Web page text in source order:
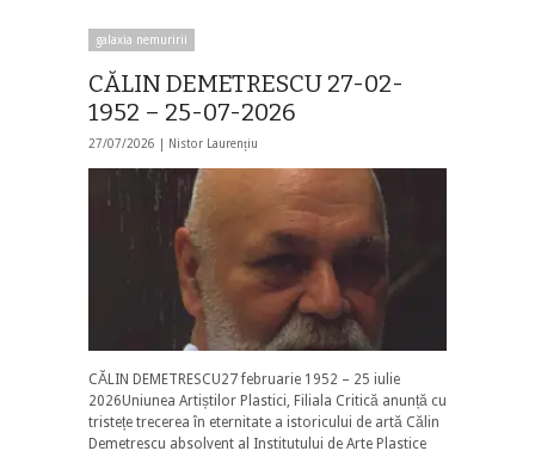
galaxia nemuririi
CĂLIN DEMETRESCU 27-02-
1952 – 25-07-2026
27/07/2026 | Nistor Laurențiu
CĂLIN DEMETRESCU27 februarie 1952 – 25 iulie
2026Uniunea Artiștilor Plastici, Filiala Critică anunță cu
tristețe trecerea în eternitate a istoricului de artă Călin
Demetrescu absolvent al Institutului de Arte Plastice